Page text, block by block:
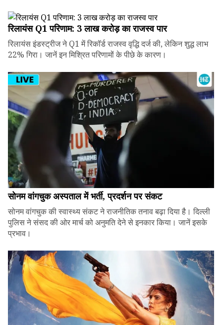
रिलायंस Q1 परिणाम: ₹3 लाख करोड़ का राजस्व पार
रिलायंस इंडस्ट्रीज ने Q1 में रिकॉर्ड राजस्व वृद्धि दर्ज की, लेकिन शुद्ध लाभ
22% गिरा। जानें इन मिश्रित परिणामों के पीछे के कारण।
सोनम वांगचुक अस्पताल में भर्ती, प्रदर्शन पर संकट
सोनम वांगचुक की स्वास्थ्य संकट ने राजनीतिक तनाव बढ़ा दिया है। दिल्ली
पुलिस ने संसद की ओर मार्च को अनुमति देने से इनकार किया। जानें इसके
प्रभाव।